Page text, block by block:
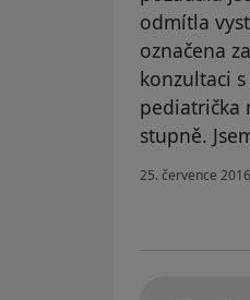
odmítla
označena
konzultaci
pediatrička
stupně.
25. července 2016